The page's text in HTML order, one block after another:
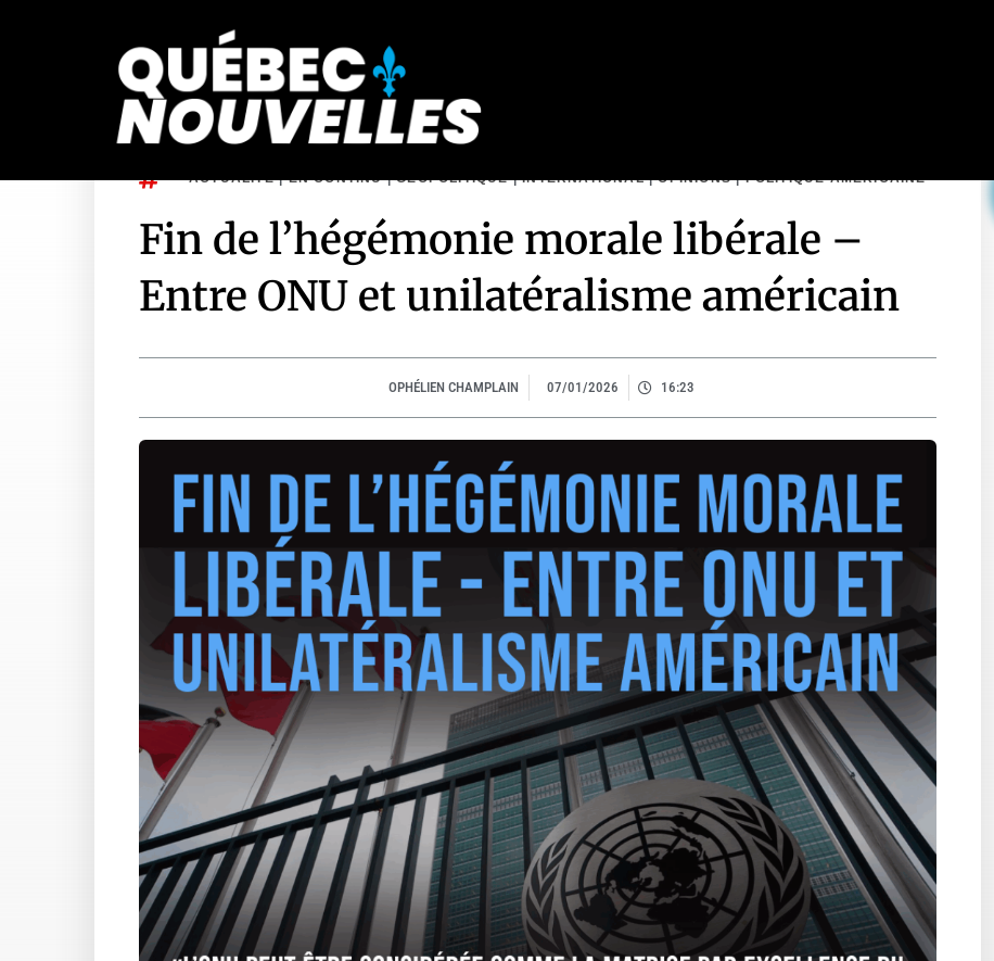
Actualités Politique International
ACTUALITÉ|EN CONTINU|GÉOPOLITIQUE|INTERNATIONAL|OPINIONS|POLITIQUE AMÉRICAINE
Fin de l’hégémonie morale libérale –
Entre ONU et unilatéralisme américain
OPHÉLIEN CHAMPLAIN 07/01/2026 16:23